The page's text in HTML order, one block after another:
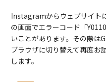
Instagramからウェブサイト
の画面でエラーコード「
いことがあります。その際
ブラウザに切り替えて再度お
します。